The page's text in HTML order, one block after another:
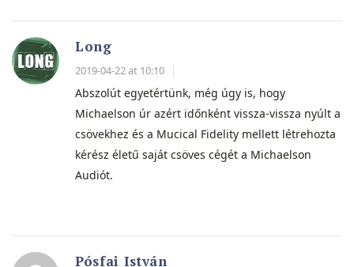
Long
2019-04-22 at 10:10
Abszolút egyetértünk, még úgy is, hogy
Michaelson úr azért időnként vissza-vissza nyúlt a
csövekhez és a Mucical Fidelity mellett létrehozta
kérész életű saját csöves cégét a Michaelson
Audiót.
Pósfai István